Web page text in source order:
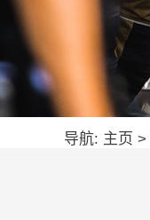
导航: 主页 >